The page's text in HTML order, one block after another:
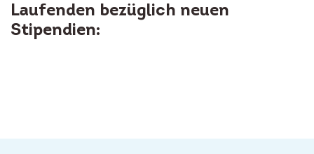
Laufenden bezüglich neuen
Stipendien: